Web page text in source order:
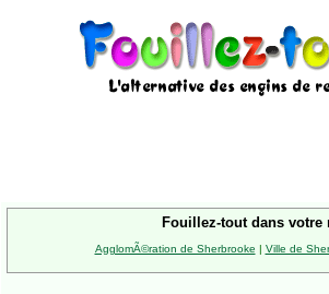
Fouillez-tout dans votre
AgglomÃ©ration de Sherbrooke | Ville de